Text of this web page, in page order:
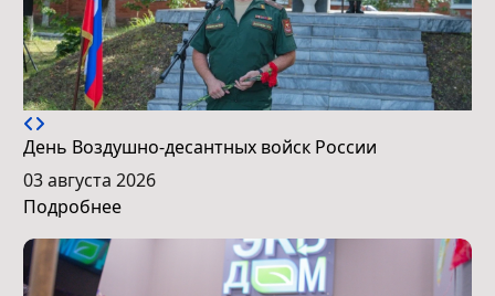
День Воздушно-десантных войск России
03 августа 2026
Подробнее